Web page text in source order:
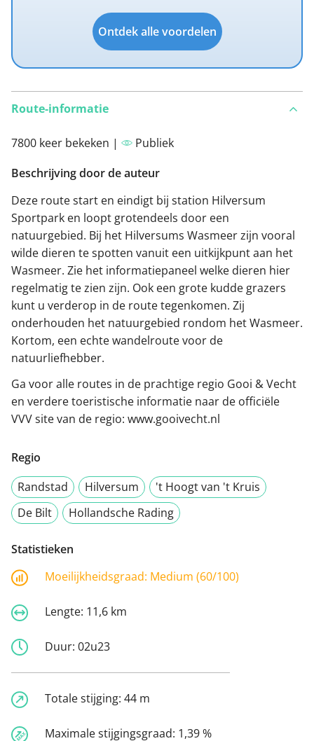
Ontdek alle voordelen
Route-informatie
7800 keer bekeken |
Publiek
Beschrijving door de auteur
Deze route start en eindigt bij station Hilversum
Sportpark en loopt grotendeels door een
natuurgebied. Bij het Hilversums Wasmeer zijn vooral
wilde dieren te spotten vanuit een uitkijkpunt aan het
Wasmeer. Zie het informatiepaneel welke dieren hier
regelmatig te zien zijn. Ook een grote kudde grazers
kunt u verderop in de route tegenkomen. Zij
onderhouden het natuurgebied rondom het Wasmeer.
Kortom, een echte wandelroute voor de
natuurliefhebber.
Ga voor alle routes in de prachtige regio Gooi & Vecht
en verdere toeristische informatie naar de officiële
VVV site van de regio: www.gooivecht.nl
Regio
Randstad
Hilversum
't Hoogt van 't Kruis
De Bilt
Hollandsche Rading
Statistieken
Moeilijkheidsgraad: Medium (60/100)
Lengte: 11,6 km
Duur: 02u23
Totale stijging: 44 m
Maximale stijgingsgraad: 1,39 %